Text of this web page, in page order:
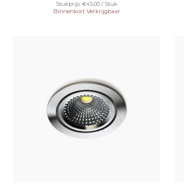
Stukprijs: €45,00 / Stuk
Binnenkort Verkrijgbaar